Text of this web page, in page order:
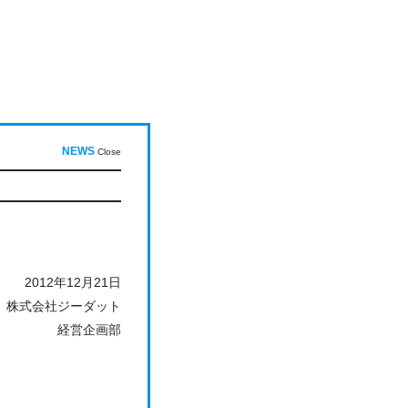
NEWS Close
2012年12月21日
株式会社ジーダット
経営企画部